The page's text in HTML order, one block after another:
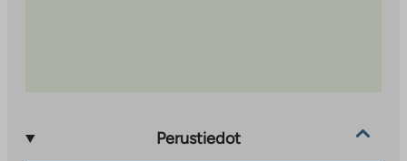
Perustiedot